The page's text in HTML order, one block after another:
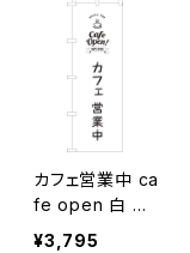
カフェ営業中 ca
fe open 白 の
ぼり旗
¥3,795